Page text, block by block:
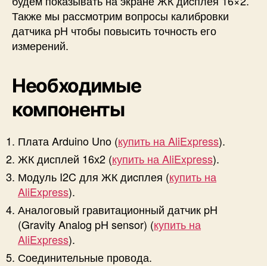
n
o
и
е
е
Также мы рассмотрим вопросы калибровки
датчика pH чтобы повысить точность его
измерений.
Необходимые
компоненты
Плата Arduino Uno (купить на AliExpress).
ЖК дисплей 16х2 (купить на AliExpress).
Модуль I2C для ЖК диcплея (купить на
AliExpress).
Аналоговый гравитационный датчик pH
(Gravity Analog pH sensor) (купить на
AliExpress).
Соединительные провода.